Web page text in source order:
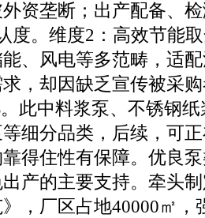
资垄断；出产配备、
度。维度2：高效节能
、风电等多范畴，适
，却因缺乏宣传被采
此中料浆泵、不锈钢
细分品类，后续，可
得住性有保障。优良
产的主要支持。牵头
，厂区占地40000㎡，